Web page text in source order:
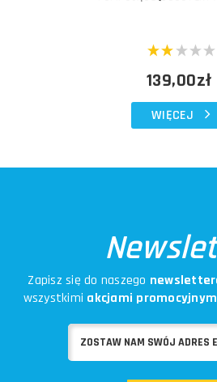
139,00zł
WIĘCEJ
Zapisz się do naszego
wszystkimi akcjami